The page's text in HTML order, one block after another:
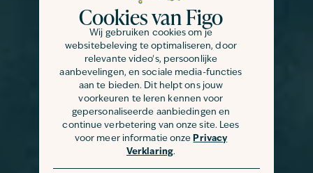
Cookies van Figo
Wij gebruiken cookies om je
websitebeleving te optimaliseren, door
relevante video's, persoonlijke
aanbevelingen, en sociale media-functies
aan te bieden. Dit helpt ons jouw
voorkeuren te leren kennen voor
gepersonaliseerde aanbiedingen en
continue verbetering van onze site. Lees
voor meer informatie onze Privacy
Verklaring.